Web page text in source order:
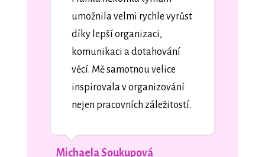
umožnila velmi rychle vyrůst
díky lepší organizaci,
komunikaci a dotahování
věcí. Mě samotnou velice
inspirovala v organizování
nejen pracovních záležitostí.
Michaela Soukupová